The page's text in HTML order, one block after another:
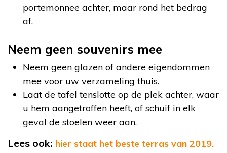
portemonnee achter, maar rond het bedrag
af.
Neem geen souvenirs mee
Neem geen glazen of andere eigendommen
mee voor uw verzameling thuis.
Laat de tafel tenslotte op de plek achter, waar
u hem aangetroffen heeft, of schuif in elk
geval de stoelen weer aan.
Lees ook: hier staat het beste terras van 2019.